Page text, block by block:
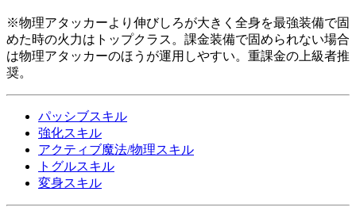
※物理アタッカーより伸びしろが大きく全身を最強装備で固
めた時の火力はトップクラス。課金装備で固められない場合
は物理アタッカーのほうが運用しやすい。重課金の上級者推
奨。
パッシブスキル
強化スキル
アクティブ魔法/物理スキル
トグルスキル
変身スキル